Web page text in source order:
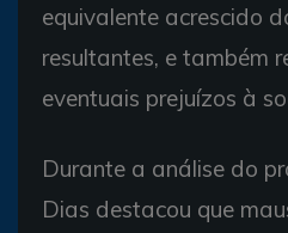
equivalente acrescido
resultantes, e também
eventuais prejuízos à
Durante a análise do
Dias destacou que